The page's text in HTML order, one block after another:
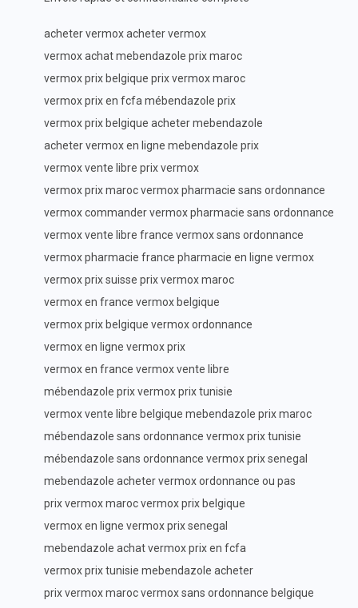
acheter vermox acheter vermox
vermox achat mebendazole prix maroc
vermox prix belgique prix vermox maroc
vermox prix en fcfa mébendazole prix
vermox prix belgique acheter mebendazole
acheter vermox en ligne mebendazole prix
vermox vente libre prix vermox
vermox prix maroc vermox pharmacie sans ordonnance
vermox commander vermox pharmacie sans ordonnance
vermox vente libre france vermox sans ordonnance
vermox pharmacie france pharmacie en ligne vermox
vermox prix suisse prix vermox maroc
vermox en france vermox belgique
vermox prix belgique vermox ordonnance
vermox en ligne vermox prix
vermox en france vermox vente libre
mébendazole prix vermox prix tunisie
vermox vente libre belgique mebendazole prix maroc
mébendazole sans ordonnance vermox prix tunisie
mébendazole sans ordonnance vermox prix senegal
mebendazole acheter vermox ordonnance ou pas
prix vermox maroc vermox prix belgique
vermox en ligne vermox prix senegal
mebendazole achat vermox prix en fcfa
vermox prix tunisie mebendazole acheter
prix vermox maroc vermox sans ordonnance belgique